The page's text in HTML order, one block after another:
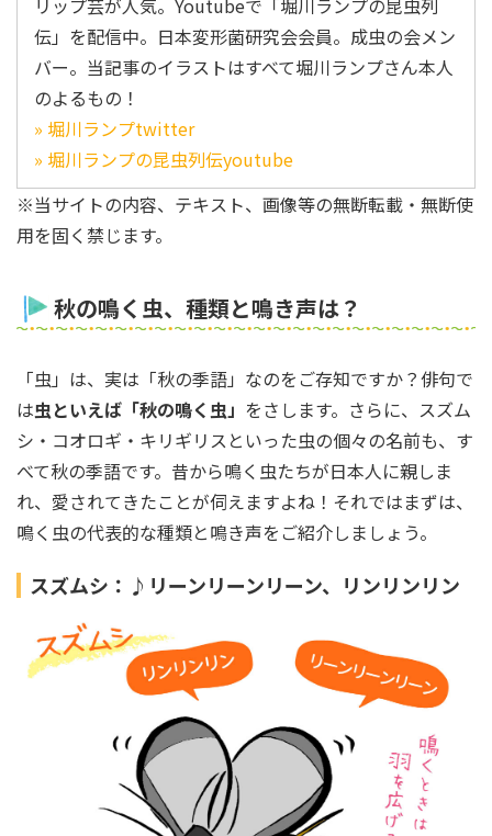
リップ芸が人気。Youtubeで「堀川ランプの昆虫列
伝」を配信中。日本変形菌研究会会員。成虫の会メン
バー。当記事のイラストはすべて堀川ランプさん本人
のよるもの！
» 堀川ランプtwitter
» 堀川ランプの昆虫列伝youtube
※当サイトの内容、テキスト、画像等の無断転載・無断使
用を固く禁じます。
秋の鳴く虫、種類と鳴き声は？
「虫」は、実は「秋の季語」なのをご存知ですか？俳句で
は虫といえば「秋の鳴く虫」 をさします。さらに、スズム
シ・コオロギ・キリギリスといった虫の個々の名前も、す
べて秋の季語です。昔から鳴く虫たちが日本人に親しま
れ、愛されてきたことが伺えますよね！それではまずは、
鳴く虫の代表的な種類と鳴き声をご紹介しましょう。
スズムシ：♪リーンリーンリーン、リンリンリン